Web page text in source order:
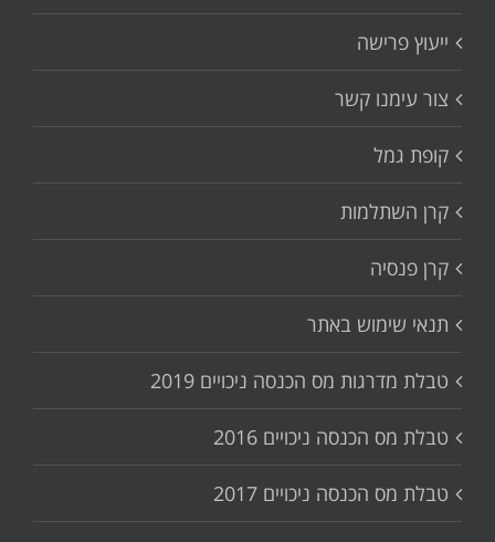
ייעוץ פרישה
צור עימנו קשר
קופת גמל
קרן השתלמות
קרן פנסיה
תנאי שימוש באתר
טבלת מדרגות מס הכנסה ניכויים 2019
טבלת מס הכנסה ניכויים 2016
טבלת מס הכנסה ניכויים 2017